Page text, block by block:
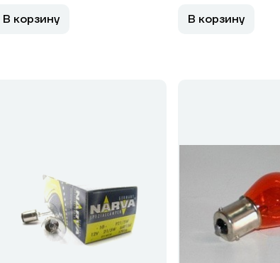
В корзину В корзину